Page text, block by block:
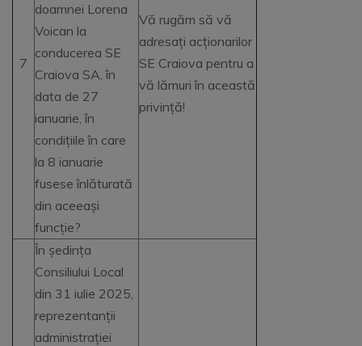
7
doamnei Lorena
Voican la
conducerea SE
Craiova SA, în
data de 27
ianuarie, în
condițiile în care
la 8 ianuarie
fusese înlăturată
din aceeași
funcție?
Vă rugăm să vă
adresați acționarilor
SE Craiova pentru a
vă lămuri în această
privință!
În ședința
Consiliului Local
din 31 iulie 2025,
reprezentanții
administrației